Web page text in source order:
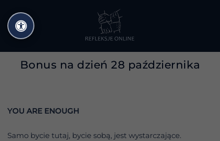
do
treści
Bonus na dzień 28 października
YOU ARE ENOUGH
Samo bycie tutaj, bycie sobą, jest wystarczające.